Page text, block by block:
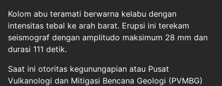
Kolom abu teramati berwarna kelabu dengan
intensitas tebal ke arah barat. Erupsi ini terekam
seismograf dengan amplitudo maksimum 28 mm dan
durasi 111 detik.
Saat ini otoritas kegunungapian atau Pusat
Vulkanologi dan Mitigasi Bencana Geologi (PVMBG)